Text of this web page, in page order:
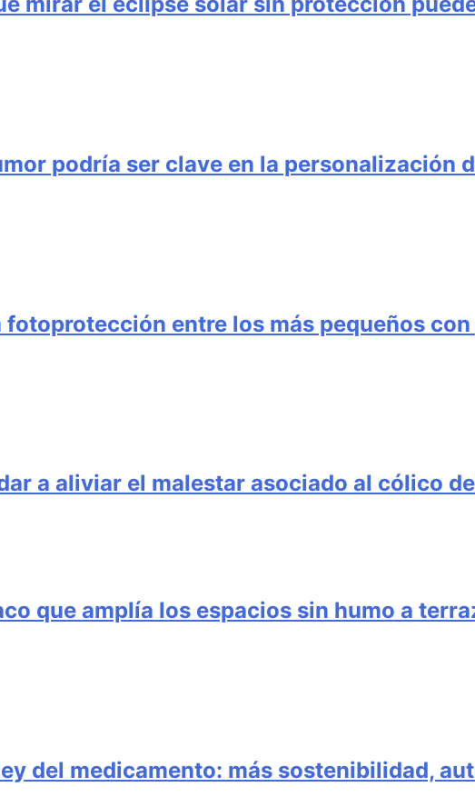
podría ser clave en la personalización
entre los más pequeños
a aliviar el malestar asociado al cólico
que amplía los espacios sin humo a
del medicamento: más sostenibilidad,